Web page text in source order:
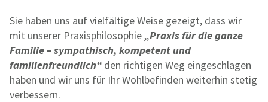
Sie haben uns auf vielfältige Weise gezeigt, dass wir
mit unserer Praxisphilosophie„Praxis für die ganze
Familie – sympathisch, kompetent und
familienfreundlich“ den richtigen Weg eingeschlagen
haben und wir uns für Ihr Wohlbefinden weiterhin stetig
verbessern.